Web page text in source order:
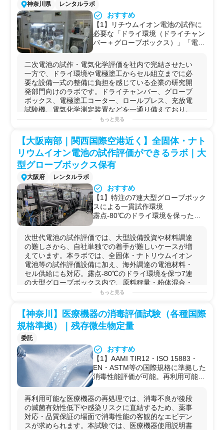
【1】
書B）
【2】
集じん性能試験（JEM1467 附
属書C）
※現時点では、規格改正前の試験
【3】浮遊ウイルス試験（JEM1467
附属書D）
【4】付着ウイルス試験（JEM1467
附属書E）
【5】捕捉ウイルス試験（JEM1467
附属書F）
【6】微小粒子状物質（PM2.5）に
（JEM1467 附属書G）
◆用途例
【1】家庭用空気清浄機の性能評価
データ取得
良時の性能比較
【3】除菌デバイスのウイルス抑制
性能評価
【4】UV、プラズマ、オゾン、光触
媒等を用いたデバイスの効果検証
ターの性能確認
【6】フィルターに捕捉されたウイ
ルスへの抑制効果検証
【7】壁面、床面、壁紙等への付着
ウイルス対策製品の評価
【8】PM2.5除去性能や集じん性能
の表示根拠データ取得
較・改善確認
【10】販促資料、技術資料、顧客説
明資料に用いる客観データの取得
神奈川県 レンタルラボ
おすすめ
【1】リチウムイオン電池の試作に
必要な「ドライ環境（ドライチャン
バー＋グローブボックス）」「電極
ー）」「プレス」「充放電・電気化
学測定」が一拠点に揃っており、活
物質の混合からコインセル組立・サ
イクル評価までワンストップで実施
可能
【2】横浜エリアでは希少な、電池
試作から電気化学評価まで一貫対応
可能なラボ
乾燥機・ヒートシーラーなど主要装
置を複数台保有しており、複数条
件・複数サンプルの並行評価に対応
可能
SEM）を備えており、電極断面・粒
子形態の観察まで同一拠点内で完結
【5】機器持ち込みが可能なため、
利用者側の独自試作品・治具を持ち
二次電池の試作・電気化学評価を社内で完結させたい
一方で、ドライ環境や電極塗工からセル組立までに必
要な設備一式の整備に負担を感じている企業の研究開
発部門向けのラボです。ドライチャンバー、グローブ
ボックス、電極塗工コーター、ロールプレス、充放電
試験機、電気化学測定装置などを一通り備えており、
活物質...
可能な実験例
【1】有機系 電極活物質・電解液成分 ・ 添加剤等の有機合
成（ヒュームフード・簡易ドラフト・ガス置換電気炉
・
各種ミキサー・真空 乾燥機等を活用）
【2】
リチウムイオン電池の電極
燥・プレス
【3】コインセル／ラミネートセルの組立と
ル評価
【4】電極材料のインピーダンス測定・電気化学
【5】正極／負極活
物質のセル試作評価（次世代材料の性
能検証含む）
【6】ドライ環境下での電解液調合・含浸プロセスの検証
【7】ガス雰囲気下での電極材料の熱処理（ 焼成・乾燥）
【8】電池筐体の超音波溶接・抵抗 溶接・封止プロセスの
試作
【9】走査型電子顕微鏡（SEM）による電極断面・粒子
態観察
（自転公転式／
）を用いたスラリー分散
もっと見る
【大阪南部｜関西国際空港近く】全固体・ナト
リウムイオン電池の試作評価ができるラボ｜大
型グローブボックス保有
大阪府 レンタルラボ
おすすめ
【1】特注の7連大型グローブボック
スによる一貫試作環境
露点-80℃のドライ環境を保ったま
／ドライブレンド調製から、電極塗
工・プレス・積層・パウチセル作製
までを連続して行える
【2】電池構成材料を一体で提供
正極材・負極材・固体電解質・電解
液・集電体などの電池材料全般を輸
入販売しており、すぐに試作・評価
へ着手できる体制を提供可能
カバー
本ラボでのコインセル・小型セル試
作評価から、岡山工場の試作ライン
可能で、基礎研究から量産前段階ま
で一貫して支援
【4】評価後の解体分析・不良解析
まで対応
SEM・XRD・DSC・カールフィッ
シャー水分計等を用いて、リチウム
析出、構造変化、熱安定性、水分
量、ガス発生・膨れ要因などを多角
次世代電池の試作評価では、大型設備投資や材料調達
の難しさから、自社単独での着手が難しいケースが増
えています。本ラボでは、全固体・ナトリウムイオン
電池等の試作評価設備に加え、海外調達の電池材料・
セル供給にも対応。露点-80℃のドライ環境を保つ7連
の大型グローブボックス内で、原料秤量・粉体混合・
ス...
可能な実験例
【1】ラミネートセル・コインセル（CR2032等）の試作
と初期充放電
評価
【2】円柱（円筒）セル・ラミネートセルの
ル評価・容量維持率測定
【3】市販材料を用いた二次電池 コンセプト検証（LFP正
極／グラファイト負極等）
【4】全
固体電池の 電極作製・積層・パウチセル試作
【5】ナトリウムイオン電池の試作・評価
【6】電池材料の熱分析
結晶構造評価
【7】電池内の水分量管理（カールフィッシャー法）
【8】試作セルの評価後解体・劣化要因解析
【9】満充電状態での大型電池解体および不良箇所の検証
もっと見る
【神奈川】医療機器の消毒評価試験（各種国際
規格準拠）｜残存微生物定量
委託
おすすめ
【1】AAMI TIR12・ISO 15883・
EN・ASTM等の国際規格に準拠した
消毒性能評価が可能。再利用可能医
に直接活用できるデータが得られる
【2】IFU記載の消毒手順、または依
頼者独自の消毒プロトコルのいずれ
にも対応。製品ごとの個別条件で評
再利用可能な医療機器の再処理では、消毒不良が後段
の滅菌有効性低下や感染リスクに直結するため、薬事
対応・品質保証の場面で消毒性能の客観的なエビデン
スが求められます。本試験では、医療機器使用説明書